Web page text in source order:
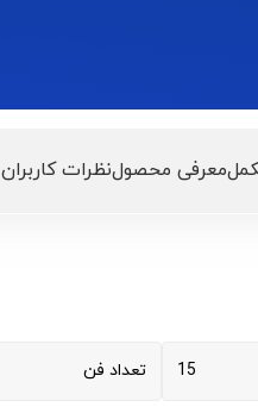
معرفی محصولنظرات کاربران
15 تعداد فن